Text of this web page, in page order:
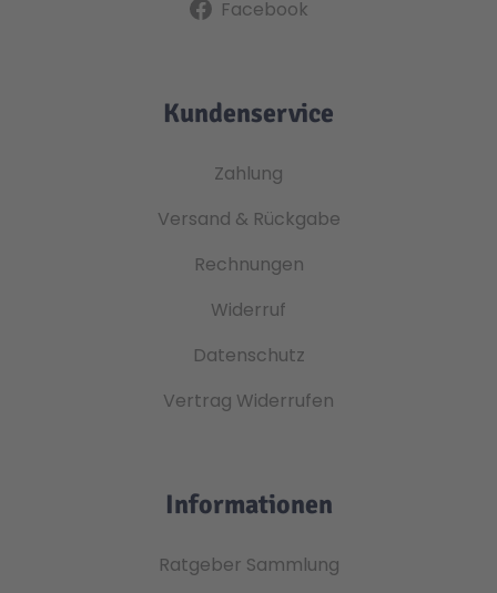
Facebook
Kundenservice
Zahlung
Versand & Rückgabe
Rechnungen
Widerruf
Datenschutz
Vertrag Widerrufen
Informationen
Ratgeber Sammlung